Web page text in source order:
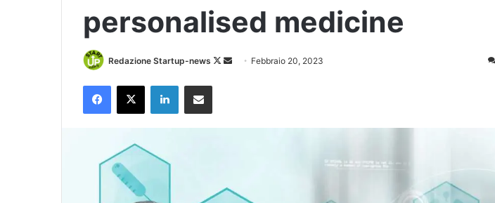
personalised medicine
Redazione Startup-news
Follow
Invia Febbraio 20, 2023
Facebook
X LinkedInCondividi via Email